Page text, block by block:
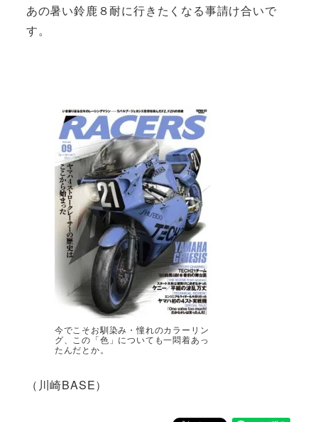
あの暑い鈴鹿８耐に行きたくなる事請け合いで
す。
今でこそお馴染み・憧れのカラーリン
グ、この「色」についても一悶着あっ
たんだとか。
（川崎BASE）